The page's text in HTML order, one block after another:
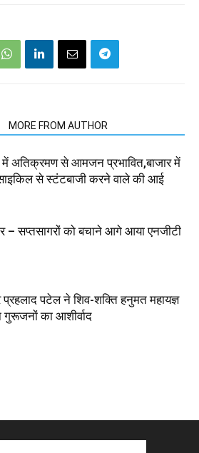
MORE FROM AUTHOR
में अतिक्रमण से आमजन प्रभावित,बाजार में
से स्टंटबाजी करने वाले की आई
– सप्तसागरों को बचाने आगे आया एनजीटी
प्रहलाद पटेल ने शिव-शक्ति हनुमत महायज्ञ
गुरूजनों का आशीर्वाद